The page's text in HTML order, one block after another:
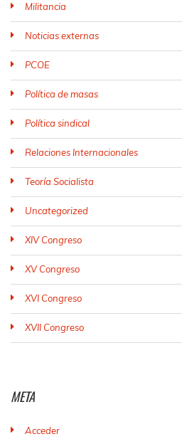
Militancia
Noticias externas
PCOE
Política de masas
Política sindical
Relaciones Internacionales
Teoría Socialista
Uncategorized
XIV Congreso
XV Congreso
XVI Congreso
XVII Congreso
META
Acceder